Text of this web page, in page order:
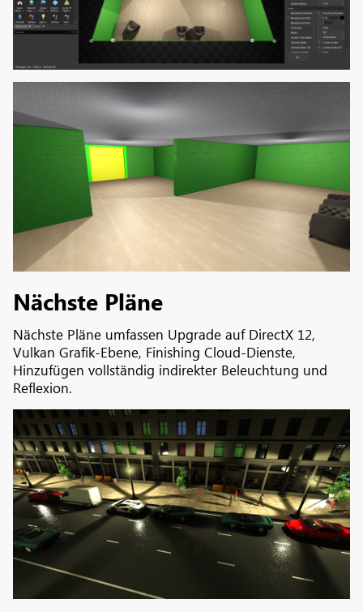
Nächste Pläne
Nächste Pläne umfassen Upgrade auf DirectX 12,
Vulkan Grafik-Ebene, Finishing Cloud-Dienste,
Hinzufügen vollständig indirekter Beleuchtung und
Reflexion.